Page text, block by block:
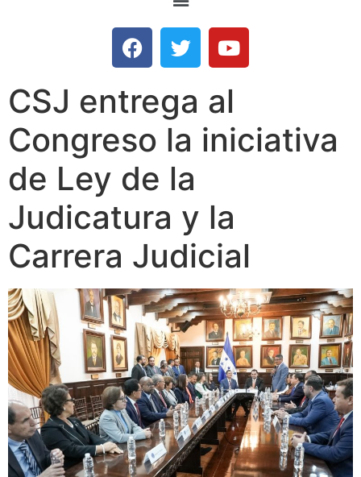
CSJ entrega al
Congreso la iniciativa
de Ley de la
Judicatura y la
Carrera Judicial